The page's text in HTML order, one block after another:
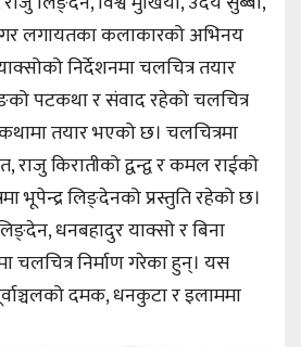
लगायतका कलाकारको अभिनय
निर्देशनमा चलचित्र तयार
पटकथा र संवाद रहेको चलचित्र
तयार भएको छ। चलचित्रमा
राजु किरातीको द्वन्द्व र कमल राईको
भूपेन्द्र लिङ्देनको प्रस्तुति रहेको छ।
धनबहादुर याक्सो र बिना
निर्माण गरेका हुन्। यस
दमक, धनकुटा र इलाममा